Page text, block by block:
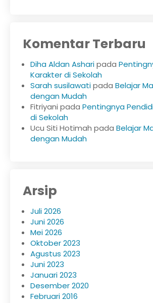
Komentar Terbaru
Diha Aldan Asharipada
Karakter di Sekolah
Sarah susilawatipada Belajar
dengan Mudah
Fitriyani pada Pentingnya
di Sekolah
Ucu Siti Hotimah pada Belajar
dengan Mudah
Arsip
Juli 2026
Juni 2026
Mei 2026
Oktober 2023
Agustus 2023
Juni 2023
Januari 2023
Desember 2020
Februari 2016